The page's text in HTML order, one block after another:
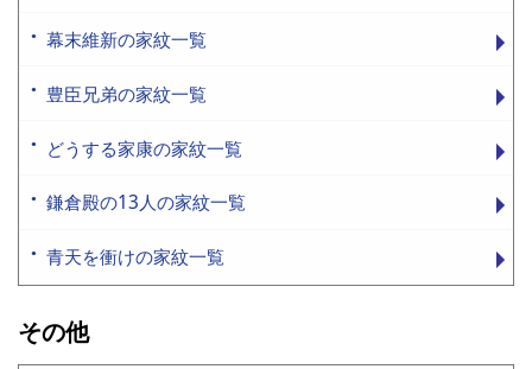
幕末維新の家紋一覧
豊臣兄弟の家紋一覧
どうする家康の家紋一覧
鎌倉殿の13人の家紋一覧
青天を衝けの家紋一覧
その他